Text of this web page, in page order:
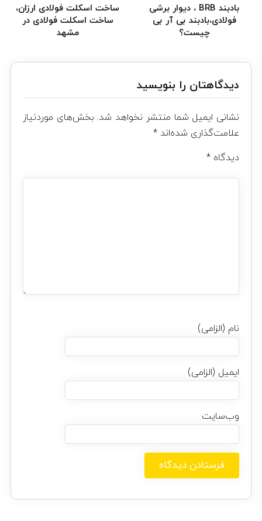
بادبند BRB ، دیوار برشی
فولادی،بادبند بی آر بی
چیست؟
ساخت اسکلت فولادی ارزان،
ساخت اسکلت فولادی در
مشهد
دیدگاهتان را بنویسید
نشانی ایمیل شما منتشر نخواهد شد. بخش‌های موردنیاز
علامت‌گذاری شده‌اند *
دیدگاه *
نام (الزامی)
ایمیل (الزامی)
وب‌سایت